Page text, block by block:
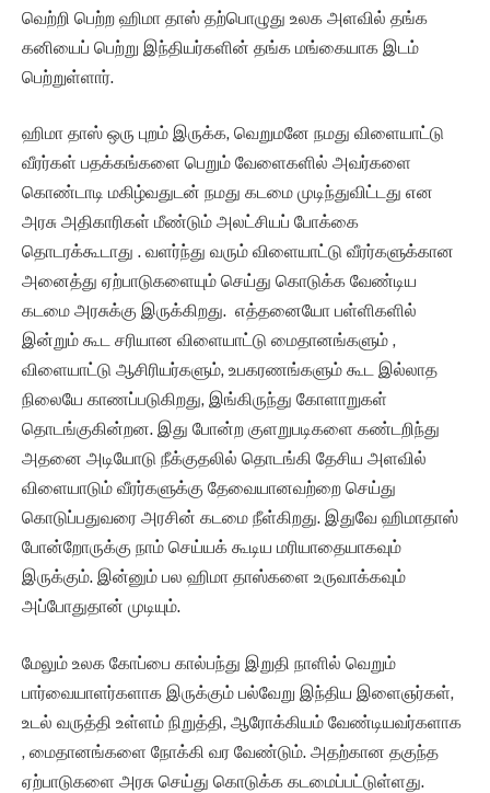
வெற்றி பெற்ற ஹிமா தாஸ் தற்பொழுது உலக அளவில் தங்க
கனியைப் பெற்று இந்தியர்களின் தங்க மங்கையாக இடம்
பெற்றுள்ளார்.
ஹிமா தாஸ் ஒரு புறம் இருக்க, வெறுமனே நமது விளையாட்டு
வீரர்கள் பதக்கங்களை பெறும் வேளைகளில் அவர்களை
கொண்டாடி மகிழ்வதுடன் நமது கடமை முடிந்துவிட்டது என
அரசு அதிகாரிகள் மீண்டும் அலட்சியப் போக்கை
தொடரக்கூடாது . வளர்ந்து வரும் விளையாட்டு வீரர்களுக்கான
அனைத்து ஏற்பாடுகளையும் செய்து கொடுக்க வேண்டிய
கடமை அரசுக்கு இருக்கிறது. எத்தனையோ பள்ளிகளில்
இன்றும் கூட சரியான விளையாட்டு மைதானங்களும் ,
விளையாட்டு ஆசிரியர்களும், உபகரணங்களும் கூட இல்லாத
நிலையே காணப்படுகிறது, இங்கிருந்து கோளாறுகள்
தொடங்குகின்றன. இது போன்ற குளறுபடிகளை கண்டறிந்து
அதனை அடியோடு நீக்குதலில் தொடங்கி தேசிய அளவில்
விளையாடும் வீரர்களுக்கு தேவையானவற்றை செய்து
கொடுப்பதுவரை அரசின் கடமை நீள்கிறது. இதுவே ஹிமாதாஸ்
போன்றோருக்கு நாம் செய்யக் கூடிய மரியாதையாகவும்
இருக்கும். இன்னும் பல ஹிமா தாஸ்களை உருவாக்கவும்
அப்போதுதான் முடியும்.
மேலும் உலக கோப்பை கால்பந்து இறுதி நாளில் வெறும்
பார்வையாளர்களாக இருக்கும் பல்வேறு இந்திய இளைஞர்கள்,
உடல் வருத்தி உள்ளம் நிறுத்தி, ஆரோக்கியம் வேண்டியவர்களாக
, மைதானங்களை நோக்கி வர வேண்டும். அதற்கான தகுந்த
ஏற்பாடுகளை அரசு செய்து கொடுக்க கடமைப்பட்டுள்ளது.